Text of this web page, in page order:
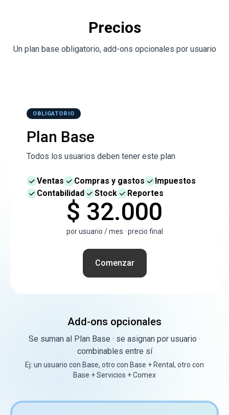
Precios
Un plan base obligatorio, add-ons opcionales por usuario
OBLIGATORIO
Plan Base
Todos los usuarios deben tener este plan
Ventas Compras y gastos
Impuestos
Contabilidad
Stock Reportes
$ 32.000
por usuario / mes · precio final
Comenzar
Add-ons opcionales
Se suman al Plan Base · se asignan por usuario ·
combinables entre sí
Ej: un usuario con Base, otro con Base + Rental, otro con
Base + Servicios + Comex